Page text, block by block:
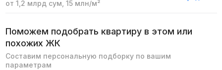
от 1,2 млрд сум 15 млн/м²
Поможем подобрать квартиру в этом или
похожих ЖК
Составим персональную подборку по вашим
параметрам